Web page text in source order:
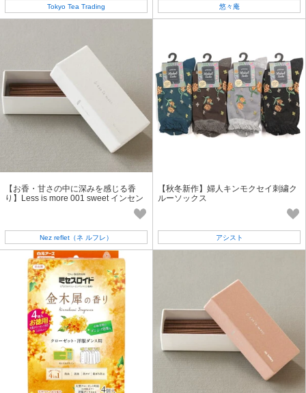
Tokyo Tea Trading 悠々庵
【お香・甘さの中に深みを感じる香
り】Less is more 001 sweet インセン
Nez reflet（ネ ルフレ）
【秋冬新作】婦人キンモクセイ刺繍ク
ルーソックス
アシスト